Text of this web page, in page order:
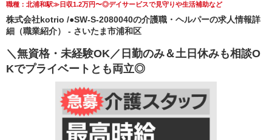
職種：北浦和駅≫日収1.2万円〜◎デイサービスで見守りや生活補助など
株式会社kotrio /●SW-S-2080040の介護職・ヘルパーの求人情報詳
細（職業紹介） - さいたま市浦和区
＼無資格・未経験OK／日勤のみ＆土日休みも相談O
Kでプライベートとも両立◎